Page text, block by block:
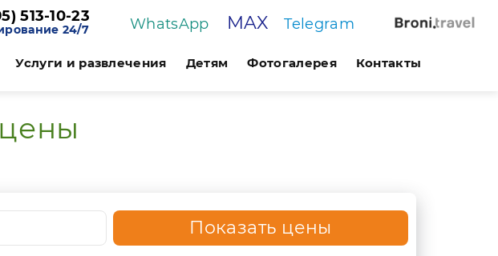
513-10-23
24/7 WhatsApp MAX Telegram
Услуги и развлечения Детям Фотогалерея Контакты
Показать цены